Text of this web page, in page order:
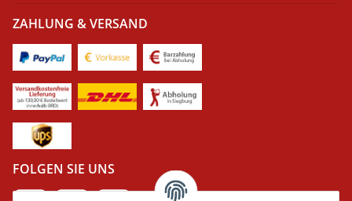
ZAHLUNG & VERSAND
FOLGEN SIE UNS